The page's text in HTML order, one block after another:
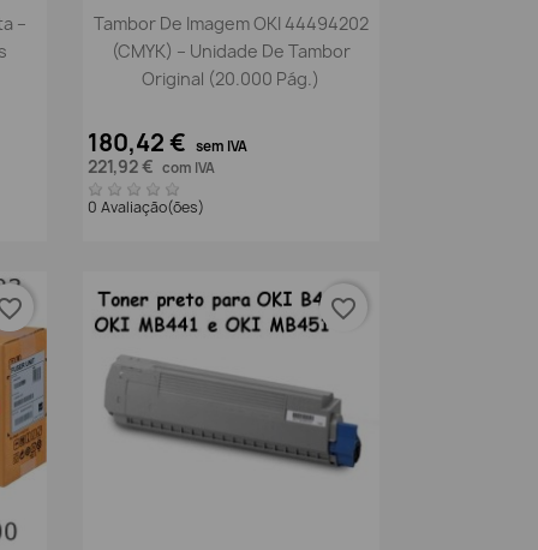
–
Vista rápida
Tambor De Imagem OKI 44494202
(CMYK) – Unidade De Tambor
Original (20.000 Pág.)
180,42 € sem IVA
221,92 € com IVA
0 Avaliação(ões)
favorite_border